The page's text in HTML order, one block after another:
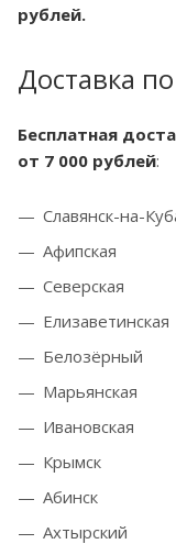
рублей.
Доставка
Бесплатная
от 7 000 рублей:
Славянск-на-
Афипская
Северская
Елизаветинская
Белозёрный
Марьянская
Ивановская
Крымск
Абинск
Ахтырский